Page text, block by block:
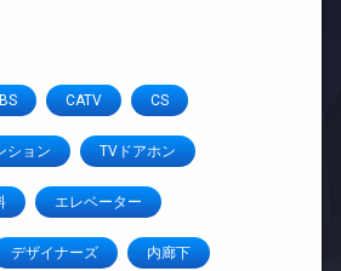
BS CATV CS
ション TVドアホン
エレベーター
デザイナーズ 内廊下